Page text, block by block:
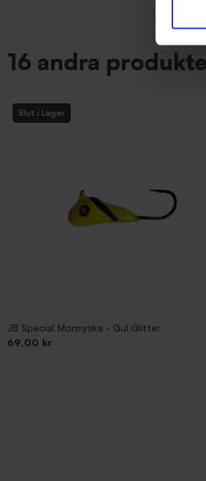
16 andra
Slut i Lager
JB Special Mormyska - Gul Glitter
Pris
69,00 kr